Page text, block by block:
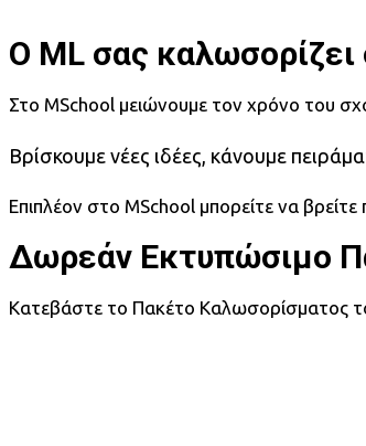
Ο ML σας
Στο MSchool μειώνουμε τον χρόνο του
Βρίσκουμε νέες ιδέες, κάνουμε
Επιπλέον στο MSchool μπορείτε να
Δωρεάν Εκτυπώσιμο
Κατεβάστε το Πακέτο Καλωσορίσματος